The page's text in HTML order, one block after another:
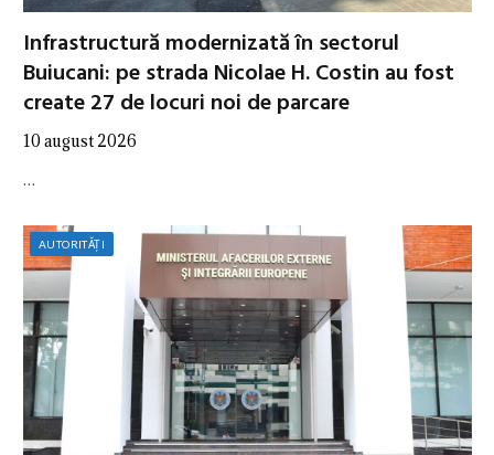
Infrastructură modernizată în sectorul
Buiucani: pe strada Nicolae H. Costin au fost
create 27 de locuri noi de parcare
10 august 2026
…
AUTORITĂȚI